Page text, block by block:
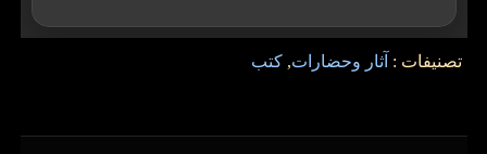
تصنيفات : آثار وحضارات,كتب